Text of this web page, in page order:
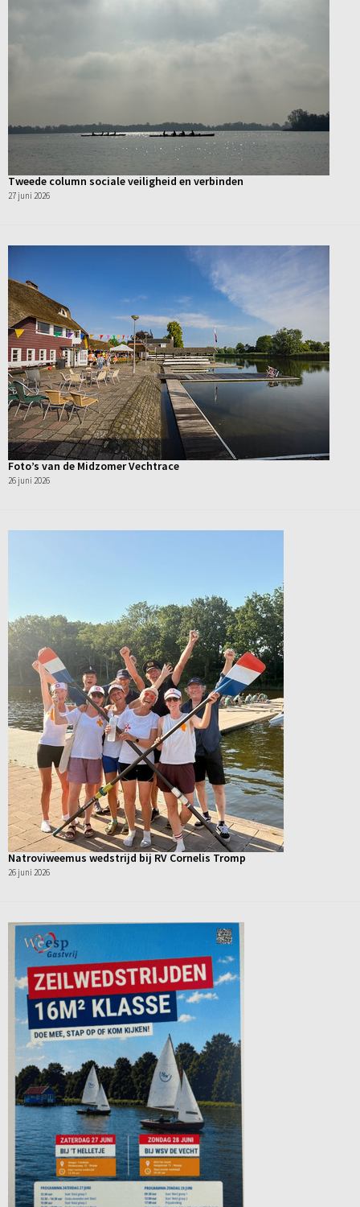
Tweede column sociale veiligheid en verbinden
27 juni 2026
Foto’s van de Midzomer Vechtrace
26 juni 2026
Natroviweemus wedstrijd bij RV Cornelis Tromp
26 juni 2026